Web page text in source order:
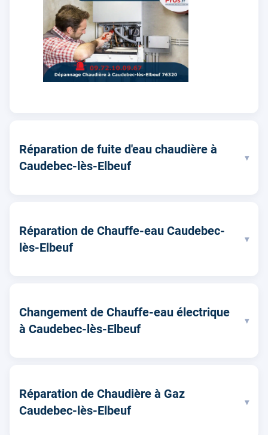
Réparation de fuite d'eau chaudière à
Caudebec-lès-Elbeuf
▾
Réparation de Chauffe-eau Caudebec-
lès-Elbeuf
▾
Changement de Chauffe-eau électrique
à Caudebec-lès-Elbeuf
▾
Réparation de Chaudière à Gaz
Caudebec-lès-Elbeuf
▾